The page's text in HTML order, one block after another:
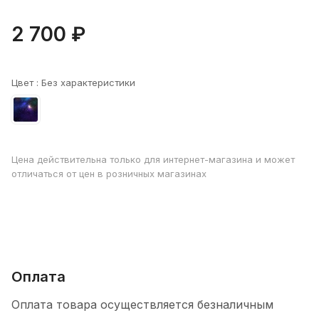
2 700 ₽
Цвет : Без характеристики
Цена действительна только для интернет-магазина и может
отличаться от цен в розничных магазинах
Оплата
Оплата товара осуществляется безналичным